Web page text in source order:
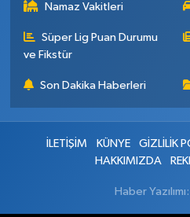
Namaz Vakitleri
Süper Lig Puan Durumu
ve Fikstür
Son Dakika Haberleri
İLETİŞİM KÜNYE GİZLİLİK
HAKKIMIZDA
Haber Yazılımı: